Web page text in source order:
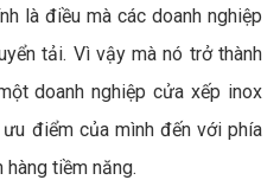
là điều mà các doanh nghiệp
tải. Vì vậy mà nó trở thành
doanh nghiệp cửa xếp inox
điểm của mình đến với phía
tiềm năng.